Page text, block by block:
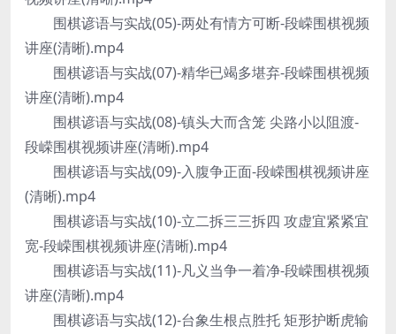
围棋谚语与实战(05)-两处有情方可断-段嵘围棋视频
讲座(清晰).mp4
围棋谚语与实战(07)-精华已竭多堪弃-段嵘围棋视频
讲座(清晰).mp4
围棋谚语与实战(08)-镇头大而含笼 尖路小以阻渡-
段嵘围棋视频讲座(清晰).mp4
围棋谚语与实战(09)-入腹争正面-段嵘围棋视频讲座
(清晰).mp4
围棋谚语与实战(10)-立二拆三三拆四 攻虚宜紧紧宜
宽-段嵘围棋视频讲座(清晰).mp4
围棋谚语与实战(11)-凡义当争一着净-段嵘围棋视频
讲座(清晰).mp4
围棋谚语与实战(12)-台象生根点胜托 矩形护断虎输